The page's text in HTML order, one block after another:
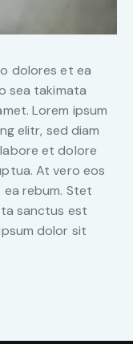
dolores et ea
sea takimata
Lorem ipsum
elitr, sed diam
et dolore
At vero eos
rebum. Stet
sanctus est
dolor sit